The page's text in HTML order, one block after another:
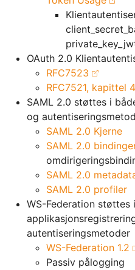
OAuth 2.0
RFC7523
RFC7521, kapittel
SAML 2.0 støttes i
og
SAML 2.0 Kjerne
SAML 2.0
SAML 2.0
SAML 2.0 profiler
WS-Federation støttes
autentiseringsmetoder
WS-Federation 1.2
Passiv pålogging